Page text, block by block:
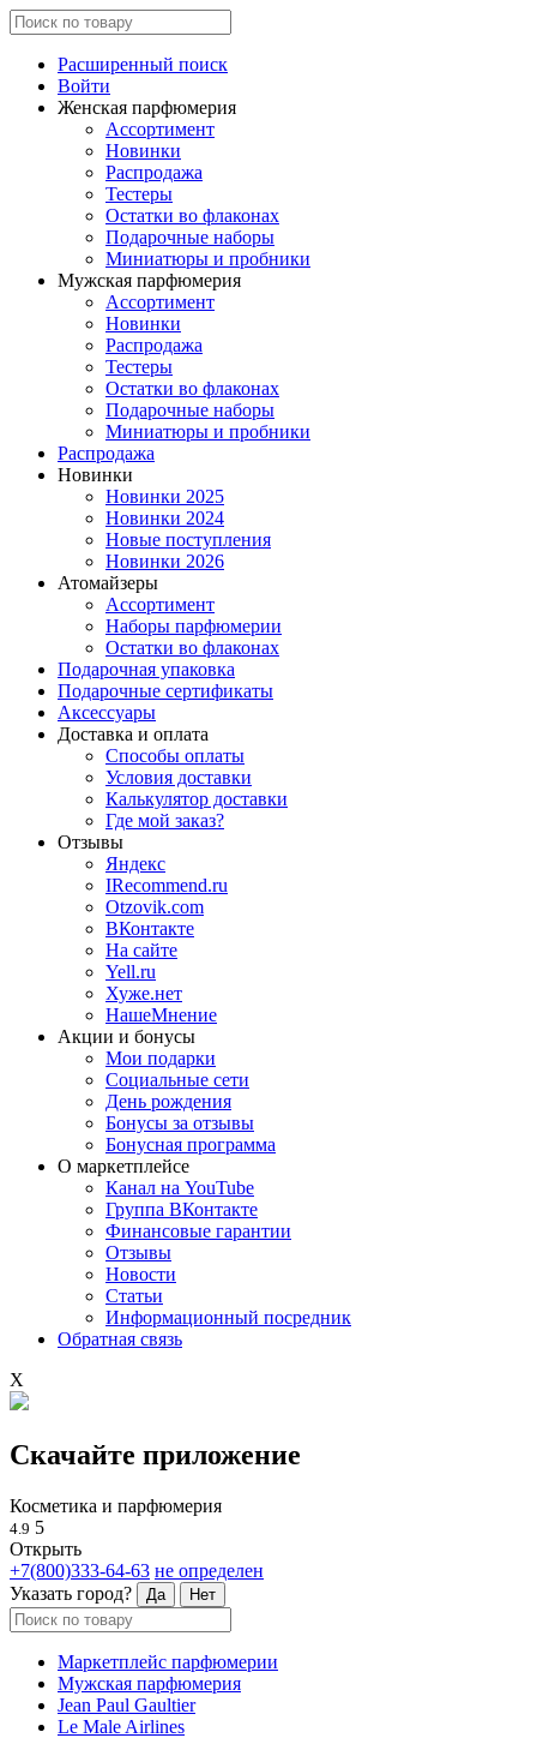
Расширенный поиск
Войти
Женская парфюмерия
Ассортимент
Новинки
Распродажа
Тестеры
Остатки во флаконах
Подарочные наборы
Миниатюры и пробники
Мужская парфюмерия
Ассортимент
Новинки
Распродажа
Тестеры
Остатки во флаконах
Подарочные наборы
Миниатюры и пробники
Распродажа
Новинки
Новинки 2025
Новинки 2024
Новые поступления
Новинки 2026
Атомайзеры
Ассортимент
Наборы парфюмерии
Остатки во флаконах
Подарочная упаковка
Подарочные сертификаты
Аксессуары
Доставка и оплата
Способы оплаты
Условия доставки
Калькулятор доставки
Где мой заказ?
Отзывы
Яндекс
IRecommend.ru
Otzovik.com
ВКонтакте
На сайте
Yell.ru
Хуже.нет
НашеМнение
Акции и бонусы
Мои подарки
Социальные сети
День рождения
Бонусы за отзывы
Бонусная программа
О маркетплейсе
Канал на YouTube
Группа ВКонтакте
Финансовые гарантии
Отзывы
Новости
Статьи
Информационный посредник
Обратная связь
X
Скачайте приложение
Косметика и парфюмерия
4.9 5
Открыть
+7(800)333-64-63 не определен
Указать город?
Да Нет
Маркетплейс парфюмерии
Мужская парфюмерия
Jean Paul Gaultier
Le Male Airlines